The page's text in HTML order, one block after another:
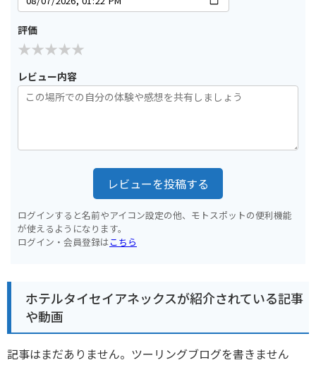
評価
レビュー内容
レビューを投稿する
ログインすると名前やアイコン設定の他、モトスポットの便利機能
が使えるようになります。
ログイン・会員登録はこちら
ホテルタイセイアネックスが紹介されている記事
や動画
記事はまだありません。ツーリングブログを書きません